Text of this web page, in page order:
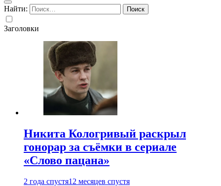
Найти:
Заголовки
Никита Кологривый раскрыл
гонорар за съёмки в сериале
«Слово пацана»
2 года спустя12 месяцев спустя